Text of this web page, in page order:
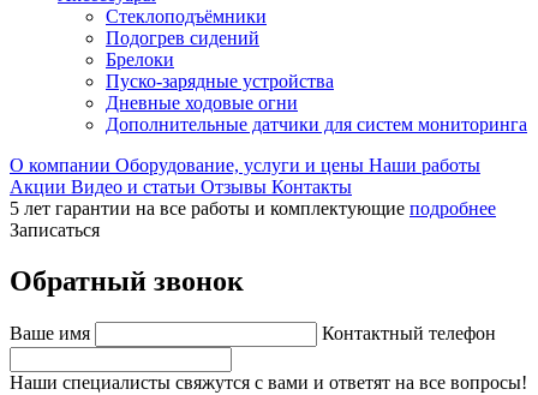
Стеклоподъёмники
Подогрев сидений
Брелоки
Пуско-зарядные устройства
Дневные ходовые огни
Дополнительные датчики для систем мониторинга
О компании Оборудование, услуги и цены Наши работы
Акции Видео и статьи Отзывы Контакты
5 лет гарантии на все работы и комплектующие подробнее
Записаться
Обратный звонок
Ваше имя Контактный телефон
Наши специалисты свяжутся с вами и ответят на все вопросы!